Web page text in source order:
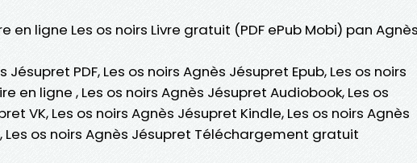
en ligne Les os noirs Livre gratuit (PDF ePub Mobi) pan Agnès
Jésupret PDF, Les os noirs Agnès Jésupret Epub, Les os noirs
en ligne , Les os noirs Agnès Jésupret Audiobook, Les os
VK, Les os noirs Agnès Jésupret Kindle, Les os noirs Agnès
Les os noirs Agnès Jésupret Téléchargement gratuit